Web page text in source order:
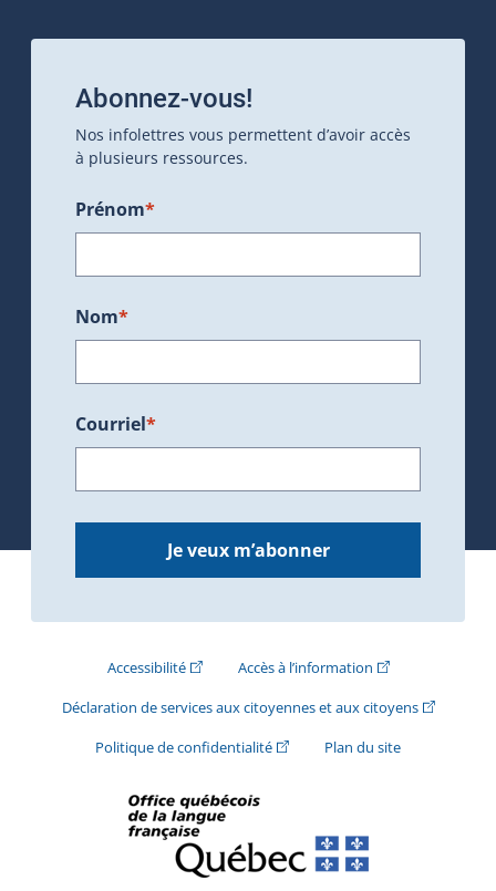
Abonnez-vous!
Nos infolettres vous permettent d’avoir accès
à plusieurs ressources.
Prénom*
Nom*
Courriel*
Je veux m’abonner
Accessibilité(Cet hyperlien externe s'ouvrira dans une
Accès à l’information(Cet hyperlien
Déclaration de services aux citoyennes et aux citoyens(Cet
Politique de confidentialité(Cet hyperlien externe s'ouvrira
Plan du site